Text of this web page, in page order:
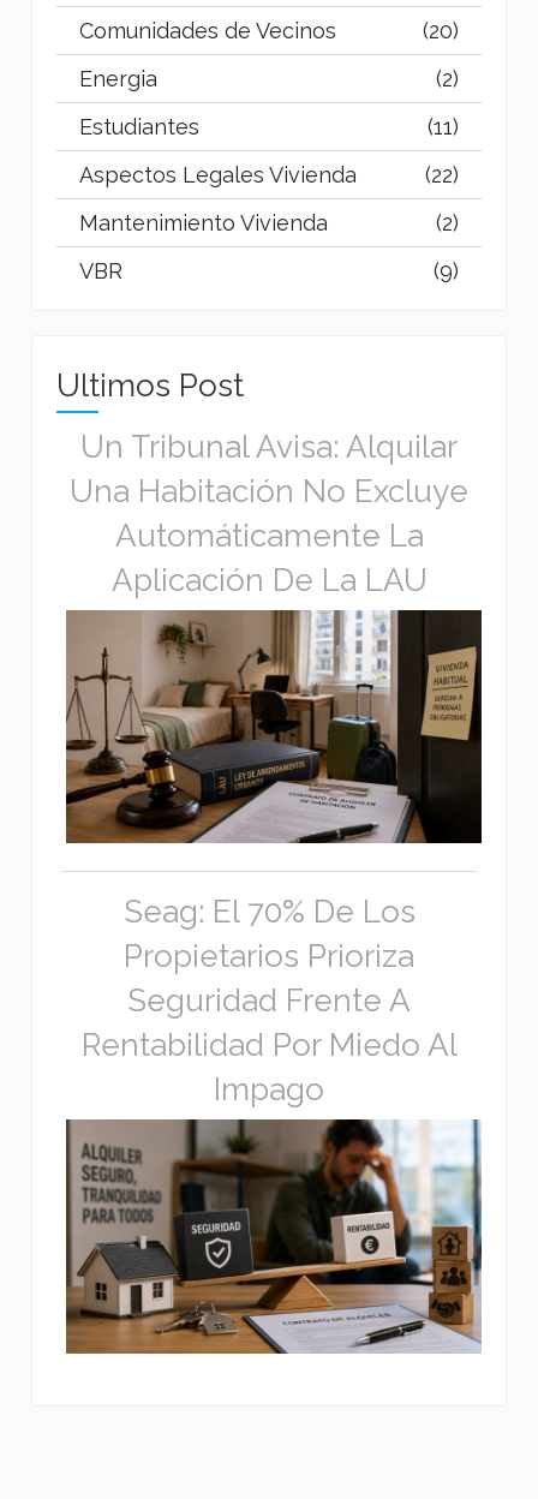
Comunidades de Vecinos
(20)
Energia
(2)
Estudiantes
(11)
Aspectos Legales Vivienda
(22)
Mantenimiento Vivienda
(2)
VBR
(9)
Ultimos Post
Un Tribunal Avisa: Alquilar
Una Habitación No Excluye
Automáticamente La
Aplicación De La LAU
Seag: El 70% De Los
Propietarios Prioriza
Seguridad Frente A
Rentabilidad Por Miedo Al
Impago